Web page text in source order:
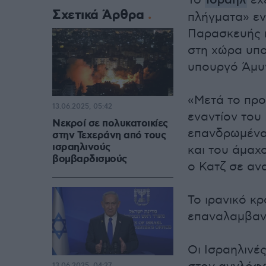
πλήγματα»
Παρασκευής
στη χώρα
υπουργό
«Μετά το
εναντίον
και του
ο Κατζ σε
Το ιρανικό
Οι
Σχετικά Άρθρα
Νεκροί σε πολυκατοικίες
στην Τεχεράνη από τους
ισραηλινούς
βομβαρδισμούς
13.06.2025, 05:42